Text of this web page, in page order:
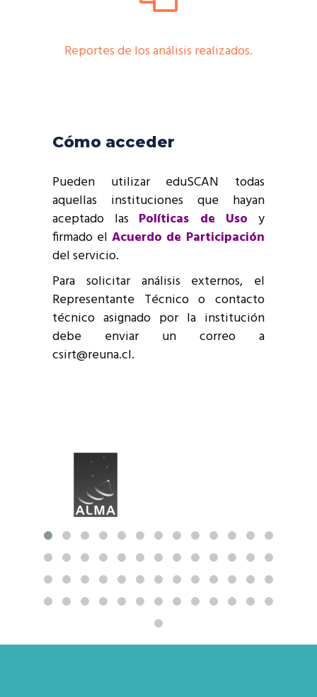
Reportes de los análisis realizados.
Cómo acceder
Pueden utilizar eduSCAN todas
aquellas instituciones que hayan
aceptado las Políticas de Uso y
firmado el Acuerdo de Participación
del servicio.
Para solicitar análisis externos, el
Representante Técnico o contacto
técnico asignado por la institución
debe enviar un correo a
csirt@reuna.cl.